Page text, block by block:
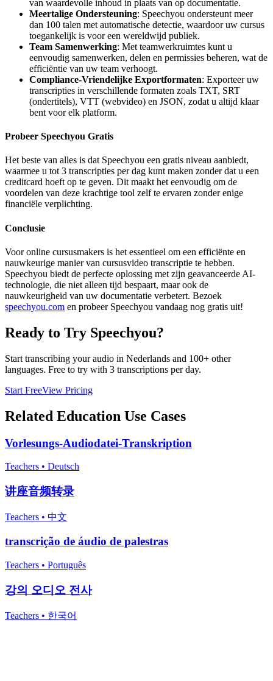
van waardevolle inhoud in plaats van op documentatie.
Meertalige Ondersteuning: Speechyou ondersteunt meer
dan 100 talen met automatische detectie, waardoor uw cursus
toegankelijk is voor een wereldwijd publiek.
Team Samenwerking: Met teamwerkruimtes kunt u
eenvoudig samenwerken, delen en permissies beheren, wat de
efficiëntie van uw team verhoogt.
Compliance-Vriendelijke Exportformaten: Exporteer uw
transcripties in verschillende formaten zoals TXT, SRT
(ondertitels), VTT (webvideo) en JSON, zodat u altijd klaar
bent voor elk platform.
Probeer Speechyou Gratis
Het beste van alles is dat Speechyou een gratis niveau aanbiedt,
waarmee u tot 3 transcripties per dag kunt maken zonder dat u een
creditcard hoeft op te geven. Dit maakt het eenvoudig om de
voordelen van deze krachtige tool zelf te ervaren zonder enige
financiële verplichting.
Conclusie
Voor online cursusmakers is het essentieel om een efficiënte en
nauwkeurige manier van cursusvideo transcriptie te hebben.
Speechyou biedt de perfecte oplossing met zijn geavanceerde AI-
technologie, die niet alleen tijd bespaart, maar ook de
nauwkeurigheid van uw documentatie verbetert. Bezoek
speechyou.com en probeer Speechyou vandaag nog gratis uit!
Ready to Try Speechyou?
Start transcribing your audio in Nederlands and 100+ other
languages. Free to try with 3 transcriptions per day.
Start FreeView Pricing
Related Education Use Cases
Vorlesungs-Audiodatei-Transkription
Teachers • Deutsch
讲座音频转录
Teachers • 中文
transcrição de áudio de palestras
Teachers • Português
강의 오디오 전사
Teachers • 한국어